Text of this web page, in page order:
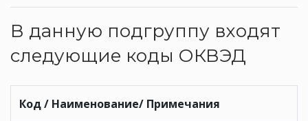
В данную подгруппу входят
следующие коды ОКВЭД
Код / Наименование/ Примечания